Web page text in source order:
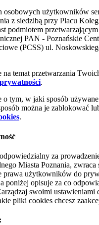
osobowych użytkowników
z siedzibą przy Placu
podmiotem przetwarzającym
PAN - Poznańskie
(PCSS) ul.
na temat przetwarzania
.
o tym, w jaki sposób
można je zablokować
.
za
Miasta Poznania, zwraca
prawa użytkowników do
poniżej opisuje za co
swoimi ustawieniami
pliki cookies chcesz